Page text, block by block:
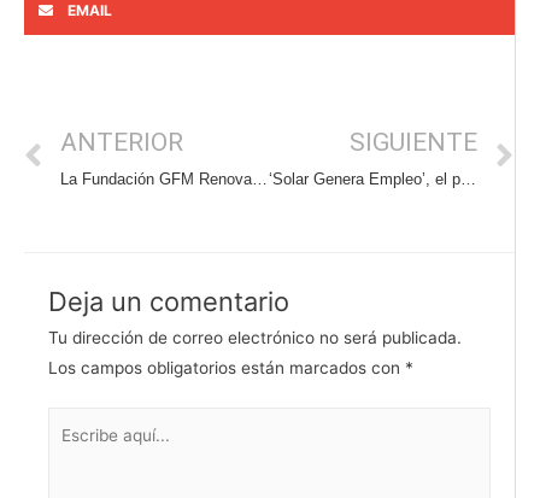
EMAIL
ANTERIOR
La Fundación GFM Renovables participa en las XXII Jornadas de Solidaridad y Cooperación, de Villacañas
SIGUIENTE
‘Solar Genera Empleo’, el proyecto para fomentar la empleabilidad a través de las Energías Renovables
Deja un comentario
Tu dirección de correo electrónico no será publicada.
Los campos obligatorios están marcados con *